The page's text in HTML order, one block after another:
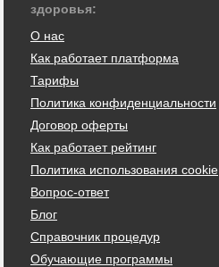
здоровья:
О нас
Как работает платформа
Тарифы
Политика конфиденциальности
Договор оферты
Как работает рейтинг
Политика использования cookie
Вопрос-ответ
Блог
Справочник процедур
Обучающие программы